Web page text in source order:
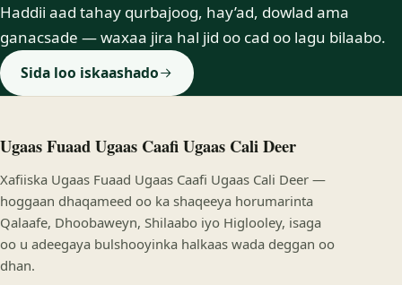
Haddii aad tahay qurbajoog, hay’ad, dowlad ama
ganacsade — waxaa jira hal jid oo cad oo lagu bilaabo.
Sida loo iskaashado
Ugaas Fuaad Ugaas Caafi Ugaas Cali Deer
Xafiiska Ugaas Fuaad Ugaas Caafi Ugaas Cali Deer —
hoggaan dhaqameed oo ka shaqeeya horumarinta
Qalaafe, Dhoobaweyn, Shilaabo iyo Higlooley, isaga
oo u adeegaya bulshooyinka halkaas wada deggan oo
dhan.